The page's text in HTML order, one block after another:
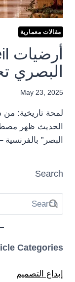
مقالات معمارية
البصري
May 23, 2025
لمحة تاريخية:
البصر”
Search
Categories
إبداع التصميم